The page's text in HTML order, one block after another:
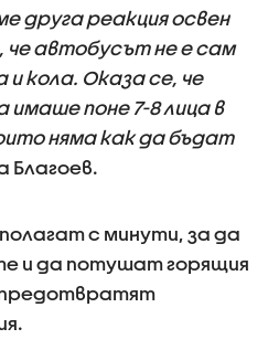
друга реакция освен
че автобусът не е сам
и кола. Оказа се, че
поне 7-8 лица в
няма как да бъдат
Благоев.
с минути, за да
и да потушат горящия
предотвратят